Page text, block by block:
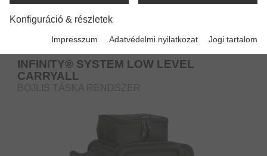
INFINITY® SYSTEM LOW LEVEL
CARRYALL
BOJLIS TÁSKA RENDSZER
Konfiguráció & részletek
Impresszum Adatvédelmi nyilatkozat Jogi tartalom